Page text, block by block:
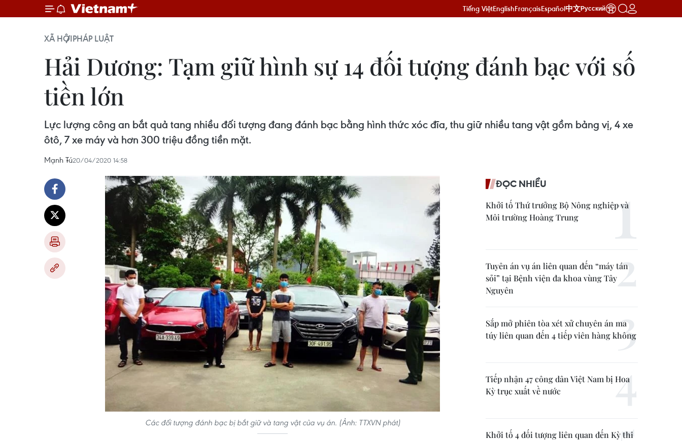
Tiếng ViệtEnglishFrançaisEspañol中文Русский
XÃ HỘIPHÁP LUẬT
Hải Dương: Tạm giữ hình sự 14 đối tượng đánh bạc với số
tiền lớn
Lực lượng công an bắt quả tang nhiều đối tượng đang đánh bạc bằng hình thức xóc đĩa, thu giữ nhiều tang vật gồm bảng vị, 4 xe
ôtô, 7 xe máy và hơn 300 triệu đồng tiền mặt.
Mạnh Tú20/04/2020 14:58
Các đối tượng đánh bạc bị bắt giữ và tang vật của vụ án. (Ảnh: TTXVN phát)
ĐỌC NHIỀU
Khởi tố Thứ trưởng Bộ Nông nghiệp và
Môi trường Hoàng Trung
Tuyên án vụ án liên quan đến “máy tán
sỏi” tại Bệnh viện đa khoa vùng Tây
Nguyên
Sắp mở phiên tòa xét xử chuyên án ma
túy liên quan đến 4 tiếp viên hàng không
Tiếp nhận 47 công dân Việt Nam bị Hoa
Kỳ trục xuất về nước
Khởi tố 4 đối tượng liên quan đến Kỳ thi